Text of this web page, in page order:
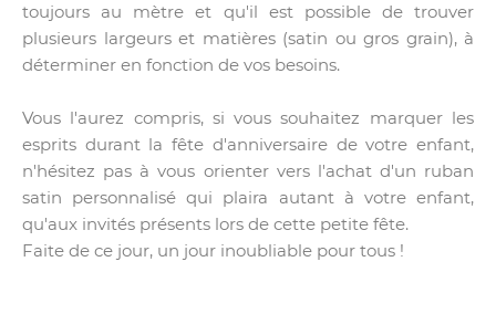
toujours au mètre et qu'il est possible de trouver
plusieurs largeurs et matières (satin ou gros grain), à
déterminer en fonction de vos besoins.
Vous l'aurez compris, si vous souhaitez marquer les
esprits durant la fête d'anniversaire de votre enfant,
n'hésitez pas à vous orienter vers l'achat d'un ruban
satin personnalisé qui plaira autant à votre enfant,
qu'aux invités présents lors de cette petite fête.
Faite de ce jour, un jour inoubliable pour tous !